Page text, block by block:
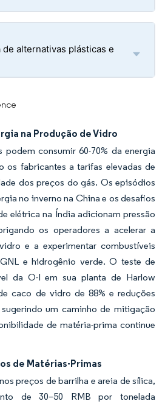
alternativas plásticas e
na Produção de Vidro
consumir 60-70% da energia
os fabricantes a tarifas elevadas de
dos preços do gás. Os episódios
no inverno na China e os desafios
elétrica na Índia adicionam pressão
os operadores a acelerar a
e a experimentar combustíveis
e hidrogênio verde. O teste de
da O-I em sua planta de Harlow
caco de vidro de 88% e reduções
um caminho de mitigação
de matéria-prima continue
de Matérias-Primas
preços de barrilha e areia de sílica,
de 30–50 RMB por tonelada